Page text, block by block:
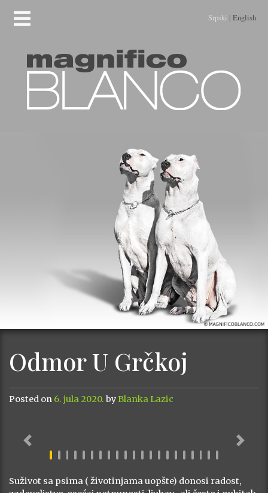
Srpski | English
Odmor U Grčkoj
Posted on 6. jula 2020. by Blanka Lazic
Previous Next
Suživot sa psima ( životinjama uopšte) donosi radost,